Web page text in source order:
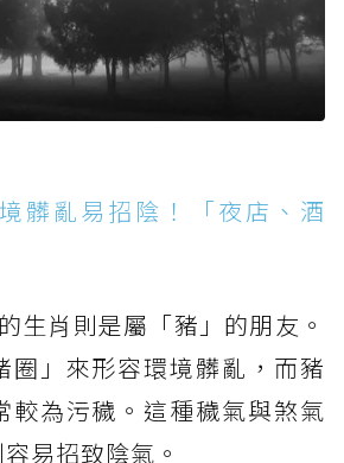
髒亂易招陰！「夜店、酒
生肖則是屬「豬」的朋友。
圈」來形容環境髒亂，而豬
較為污穢。這種穢氣與煞氣
易招致陰氣。